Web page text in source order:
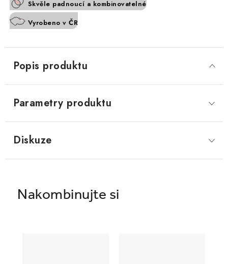
Skvěle padnoucí a kombinovatelné
Vyrobeno v ČR
Popis produktu
Parametry produktu
Diskuze